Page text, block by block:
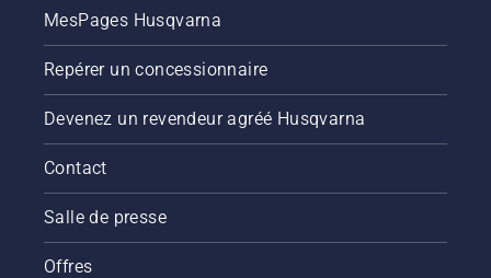
MesPages Husqvarna
Repérer un concessionnaire
Devenez un revendeur agréé Husqvarna
Contact
Salle de presse
Offres